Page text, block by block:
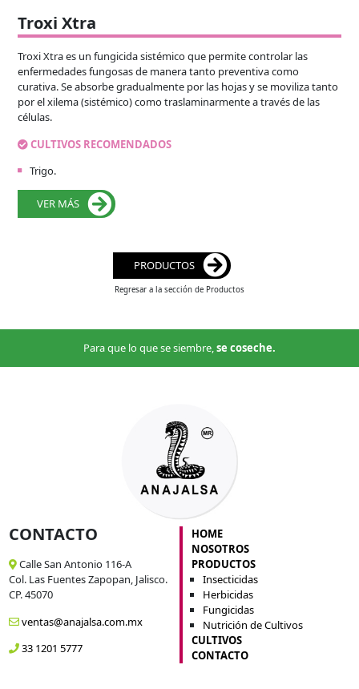
Troxi Xtra
Troxi Xtra es un fungicida sistémico que permite controlar las
enfermedades fungosas de manera tanto preventiva como
curativa. Se absorbe gradualmente por las hojas y se moviliza tanto
por el xilema (sistémico) como traslaminarmente a través de las
células.
CULTIVOS RECOMENDADOS
Trigo.
VER MÁS
PRODUCTOS
Regresar a la sección de Productos
Para que lo que se siembre,se coseche.
CONTACTO
Calle San Antonio 116-A
Col. Las Fuentes Zapopan, Jalisco.
CP. 45070
ventas@anajalsa.com.mx
33 1201 5777
HOME
NOSOTROS
PRODUCTOS
Insecticidas
Herbicidas
Fungicidas
Nutrición de Cultivos
CULTIVOS
CONTACTO